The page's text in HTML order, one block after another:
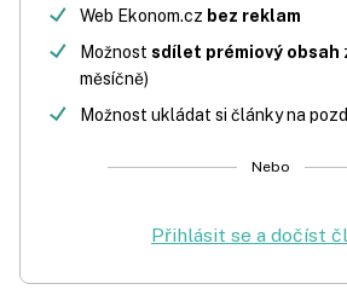
Web Ekonom.cz bez reklam
Možnost sdílet prémiový obsah
měsíčně)
Možnost ukládat si články na
Nebo
Přihlásit se a dočíst